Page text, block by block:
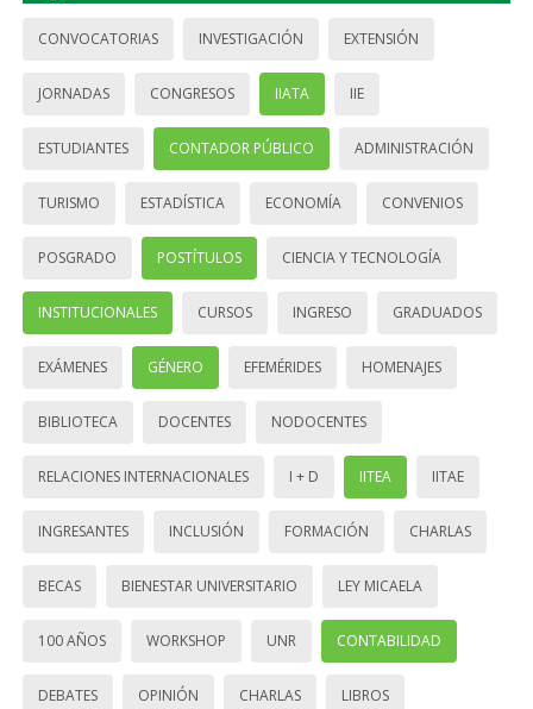
CONVOCATORIAS INVESTIGACIÓN EXTENSIÓN
JORNADAS CONGRESOS IIATA IIE
ESTUDIANTES CONTADOR PÚBLICO ADMINISTRACIÓN
TURISMO ESTADÍSTICA ECONOMÍA CONVENIOS
POSGRADO POSTÍTULOS CIENCIA Y TECNOLOGÍA
INSTITUCIONALES CURSOS INGRESO GRADUADOS
EXÁMENES GÉNERO EFEMÉRIDES HOMENAJES
BIBLIOTECA DOCENTES NODOCENTES
RELACIONES INTERNACIONALES I + D IITEA IITAE
INGRESANTES INCLUSIÓN FORMACIÓN CHARLAS
BECAS BIENESTAR UNIVERSITARIO LEY MICAELA
100 AÑOS WORKSHOP UNR CONTABILIDAD
DEBATES OPINIÓN CHARLAS LIBROS